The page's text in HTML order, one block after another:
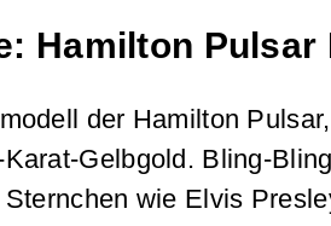
Hamilton
der Hamilton
Gelbgold. Bling-
wie Elvis